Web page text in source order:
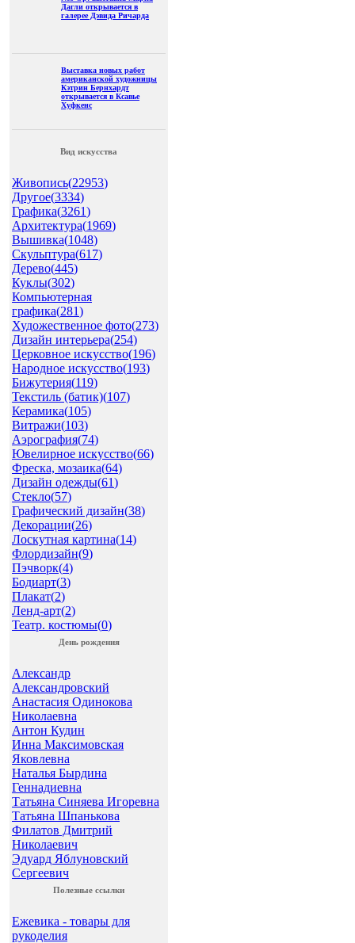
Дагли открывается в
галерее Дэвида Ричарда
Выставка новых работ
американской художницы
Кэтрин Бернхардт
открывается в Ксавье
Хуфкенс
Вид искусства
Живопись(22953)
Другое(3334)
Графика(3261)
Архитектура(1969)
Вышивка(1048)
Скульптура(617)
Дерево(445)
Куклы(302)
Компьютерная
графика(281)
Художественное фото(273)
Дизайн интерьера(254)
Церковное искусство(196)
Народное искусство(193)
Бижутерия(119)
Текстиль (батик)(107)
Керамика(105)
Витражи(103)
Аэрография(74)
Ювелирное искусство(66)
Фреска, мозаика(64)
Дизайн одежды(61)
Стекло(57)
Графический дизайн(38)
Декорации(26)
Лоскутная картина(14)
Флордизайн(9)
Пэчворк(4)
Бодиарт(3)
Плакат(2)
Ленд-арт(2)
Театр. костюмы(0)
День рождения
Александр
Александровский
Анастасия Одинокова
Николаевна
Антон Кудин
Инна Максимовская
Яковлевна
Наталья Бырдина
Геннадиевна
Татьяна Синяева Игоревна
Татьяна Шпанькова
Филатов Дмитрий
Николаевич
Эдуард Яблуновский
Сергеевич
Полезные ссылки
Ежевика - товары для
рукоделия